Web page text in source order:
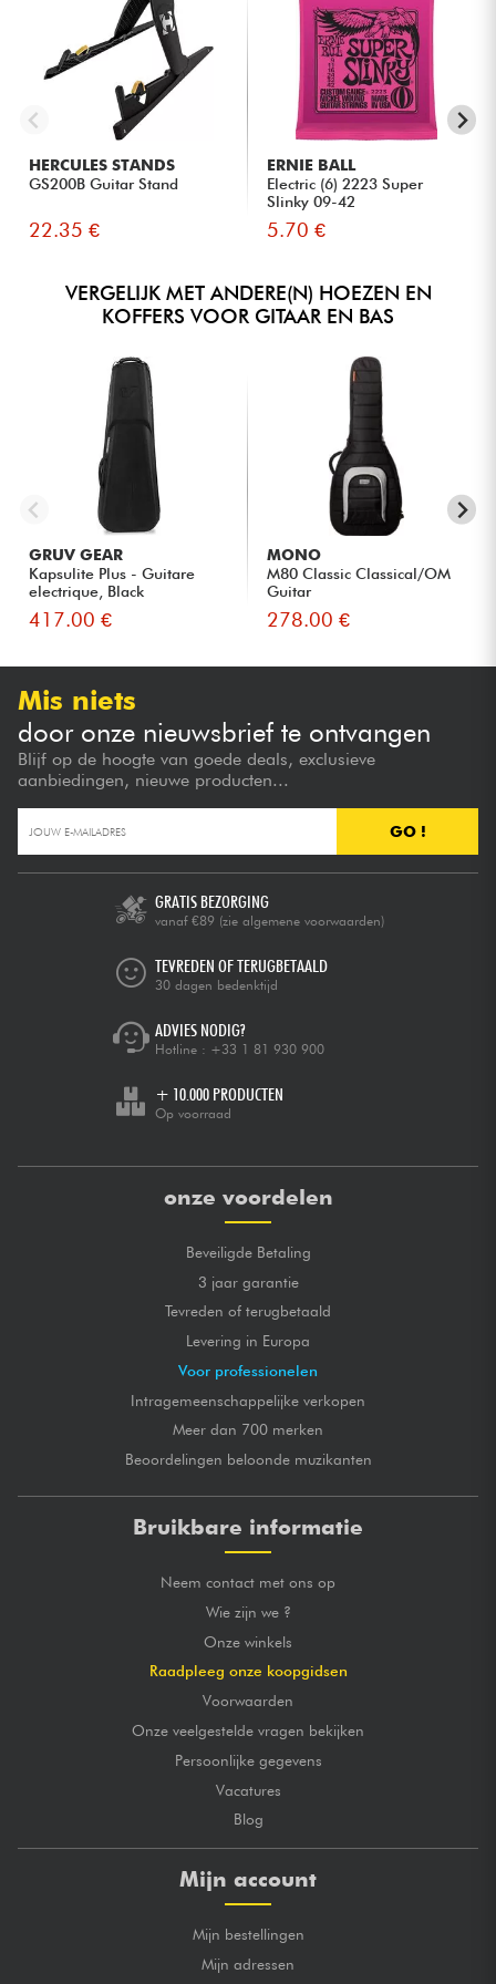
HERCULES STANDS
GS200B Guitar Stand
22.35 €
ERNIE BALL
Electric (6) 2223 Super
Slinky 09-42
5.70 €
VERGELIJK MET ANDERE(N) HOEZEN EN
KOFFERS VOOR GITAAR EN BAS
GRUV GEAR
Kapsulite Plus - Guitare
electrique, Black
417.00 €
MONO
M80 Classic Classical/OM
Guitar
278.00 €
Mis niets
door onze nieuwsbrief te ontvangen
Blijf op de hoogte van goede deals, exclusieve
aanbiedingen, nieuwe producten...
GO !
GRATIS BEZORGING
vanaf €89 (zie algemene voorwaarden)
TEVREDEN OF TERUGBETAALD
30 dagen bedenktijd
ADVIES NODIG?
Hotline : +33 1 81 930 900
+ 10.000 PRODUCTEN
Op voorraad
onze voordelen
Beveiligde Betaling
3 jaar garantie
Tevreden of terugbetaald
Levering in Europa
Voor professionelen
Intragemeenschappelijke verkopen
Meer dan 700 merken
Beoordelingen beloonde muzikanten
Bruikbare informatie
Neem contact met ons op
Wie zijn we ?
Onze winkels
Raadpleeg onze koopgidsen
Voorwaarden
Onze veelgestelde vragen bekijken
Persoonlijke gegevens
Vacatures
Blog
Mijn account
Mijn bestellingen
Mijn adressen